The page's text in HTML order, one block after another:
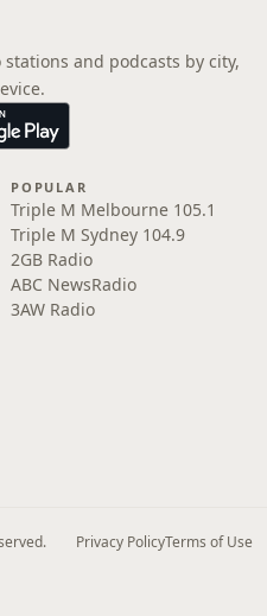
and podcasts by city,
POPULAR
Triple M Melbourne 105.1
Triple M Sydney 104.9
2GB Radio
ABC NewsRadio
3AW Radio
Privacy PolicyTerms of Use